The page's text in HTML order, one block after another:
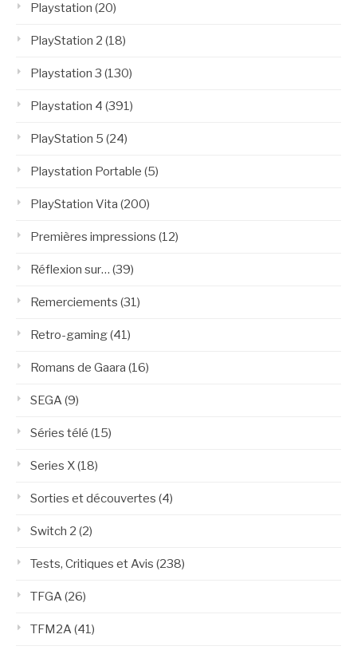
Playstation (20)
PlayStation 2 (18)
Playstation 3 (130)
Playstation 4 (391)
PlayStation 5 (24)
Playstation Portable (5)
PlayStation Vita (200)
Premières impressions (12)
Réflexion sur… (39)
Remerciements (31)
Retro-gaming(41)
Romans de Gaara (16)
SEGA(9)
Séries télé (15)
Series X(18)
Sorties et découvertes (4)
Switch 2 (2)
Tests, Critiques et Avis (238)
TFGA(26)
TFM2A(41)